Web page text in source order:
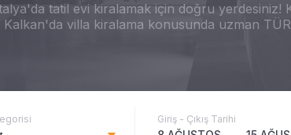
tatil evi kiralamak için doğru yerdesiniz!
Kalkan'da villa kiralama konusunda uzman
Giriş - Çıkış Tarihi